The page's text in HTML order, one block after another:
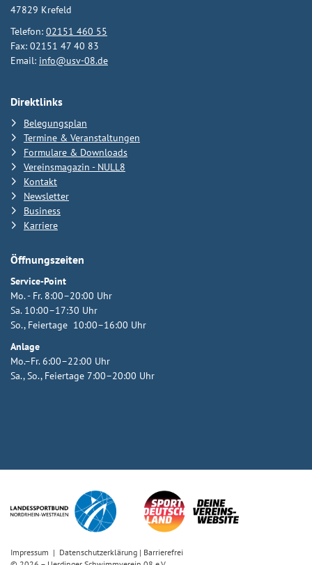
47829 Krefeld
Telefon: 02151 460 55
Fax: 02151 47 40 83
Email: info@usv-08.de
Direktlinks
Belegungsplan
Termine & Veranstaltungen
Formulare & Downloads
Vereinsmagazin - NULL8
Kontakt
Newsletter
Business
Karriere
Öffnungszeiten
Service-Point
Mo. - Fr. 8:00–20:00 Uhr
Sa. 10:00–17:30 Uhr
So., Feiertage 10:00–16:00 Uhr
Anlage
Mo.–Fr. 6:00–22:00 Uhr
Sa., So., Feiertage 7:00–20:00 Uhr
Impressum | Datenschutzerklärung | Barrierefrei